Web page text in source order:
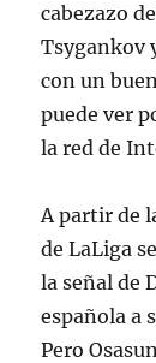
cabezazo
Tsygankov
con un
puede ver
la red de
A partir de
de LaLiga
la señal de
española a
Pero